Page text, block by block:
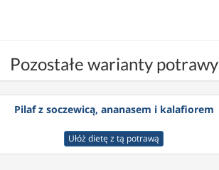
Pozostałe warianty potrawy
Pilaf z soczewicą, ananasem i kalafiorem
Ułóż dietę z tą potrawą